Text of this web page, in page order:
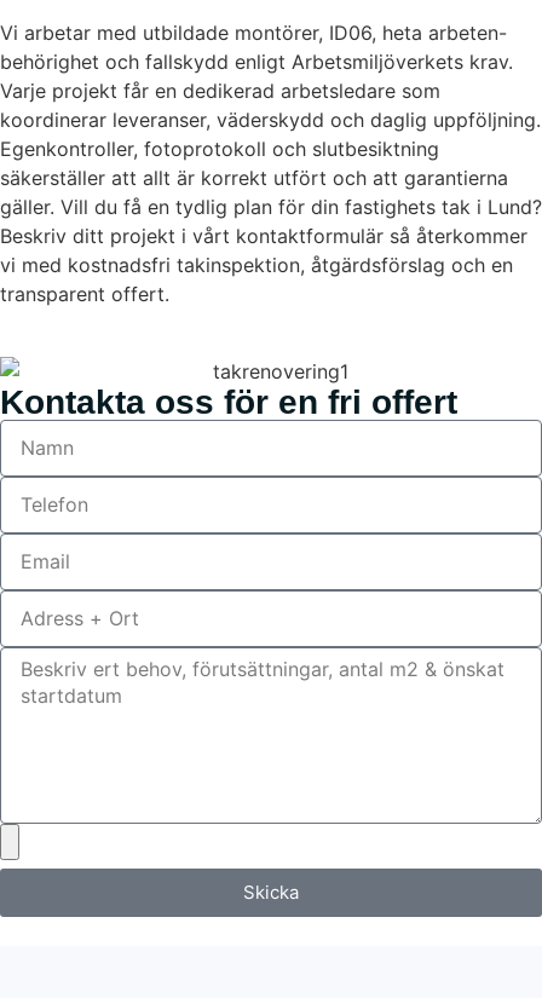
Vi arbetar med utbildade montörer, ID06, heta arbeten-
behörighet och fallskydd enligt Arbetsmiljöverkets krav.
Varje projekt får en dedikerad arbetsledare som
koordinerar leveranser, väderskydd och daglig uppföljning.
Egenkontroller, fotoprotokoll och slutbesiktning
säkerställer att allt är korrekt utfört och att garantierna
gäller. Vill du få en tydlig plan för din fastighets tak i Lund?
Beskriv ditt projekt i vårt kontaktformulär så återkommer
vi med kostnadsfri takinspektion, åtgärdsförslag och en
transparent offert.
Kontakta oss för en fri offert
Skicka